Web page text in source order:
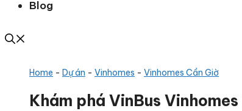
Blog
Home - Dự án - Vinhomes - Vinhomes Cần Giờ
Khám phá VinBus